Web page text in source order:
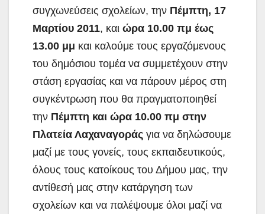
συγχωνεύσεις σχολείων, την Πέμπτη, 17
Μαρτίου 2011, και ώρα 10.00 πμ έως
13.00 μμ και καλούμε τους εργαζόμενους
του δημόσιου τομέα να συμμετέχουν στην
στάση εργασίας και να πάρουν μέρος στη
συγκέντρωση που θα πραγματοποιηθεί
την Πέμπτη και ώρα 10.00 πμ στην
Πλατεία Λαχαναγοράς για να δηλώσουμε
μαζί με τους γονείς, τους εκπαιδευτικούς,
όλους τους κατοίκους του Δήμου μας, την
αντίθεσή μας στην κατάργηση των
σχολείων και να παλέψουμε όλοι μαζί να